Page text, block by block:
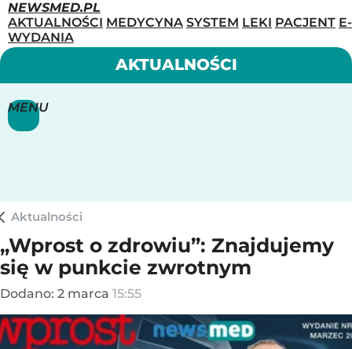
NEWSMED.PL
AKTUALNOŚCI MEDYCYNA SYSTEM LEKI PACJENT E-
WYDANIA
MENU
AKTUALNOŚCI
Aktualności
„Wprost o zdrowiu”: Znajdujemy
się w punkcie zwrotnym
Dodano: 2 marca 15:55